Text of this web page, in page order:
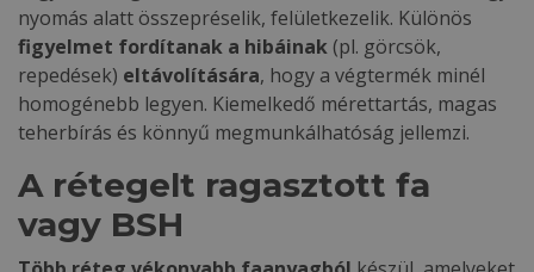
nyomás alatt összepréselik, felületkezelik. Különös
figyelmet fordítanak a hibáinak (pl. görcsök,
repedések) eltávolítására, hogy a végtermék minél
homogénebb legyen. Kiemelkedő mérettartás, magas
teherbírás és könnyű megmunkálhatóság jellemzi.
A rétegelt ragasztott fa
vagy BSH